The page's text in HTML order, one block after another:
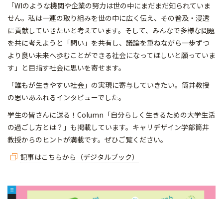
「WIのような機関や企業の努力は世の中にまだまだ知られていま
せん。私は一連の取り組みを世の中に広く伝え、その普及・浸透
に貢献していきたいと考えています。そして、みんなで多様な問題
を共に考えようと「問い」を共有し、議論を重ねながら一歩ずつ
より良い未来へ歩むことができる社会になってほしいと願っていま
す」と目指す社会に思いを寄せます。
「誰もが生きやすい社会」の実現に寄与していきたい。筒井教授
の思いあふれるインタビューでした。
学生の皆さんに送る！Column「自分らしく生きるための大学生活
の過ごし方とは？」も掲載しています。キャリデザイン学部筒井
教授からのヒントが満載です。ぜひご覧ください。
記事はこちらから（デジタルブック）